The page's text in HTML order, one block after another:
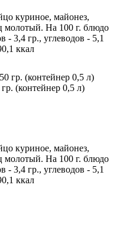
куриное, майонез,
молотый. На 100 г. блюдо
- 3,4 гр., углеводов - 5,1
ккал
(контейнер 0,5 л)
куриное, майонез,
молотый. На 100 г. блюдо
- 3,4 гр., углеводов - 5,1
ккал